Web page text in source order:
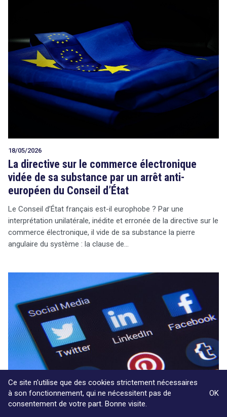
18/05/2026
La directive sur le commerce électronique
vidée de sa substance par un arrêt anti-
européen du Conseil d’État
Le Conseil d’État français est-il europhobe ? Par une
interprétation unilatérale, inédite et erronée de la directive sur le
commerce électronique, il vide de sa substance la pierre
angulaire du système : la clause de…
Ce site n'utilise que des cookies strictement nécessaires
à son fonctionnement, qui ne nécessitent pas de
consentement de votre part. Bonne visite.
OK